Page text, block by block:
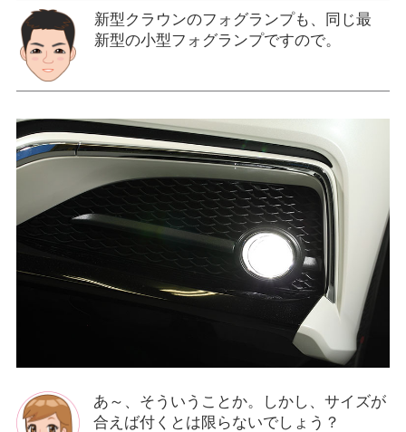
新型クラウンのフォグランプも、同じ最
新型の小型フォグランプですので。
あ～、そういうことか。しかし、サイズが
合えば付くとは限らないでしょう？